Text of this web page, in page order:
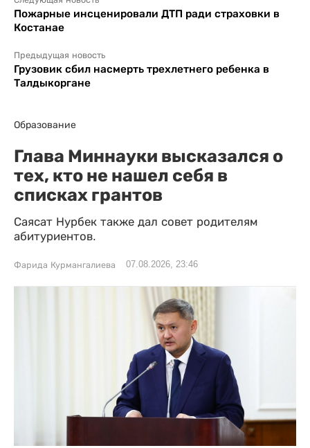
Пожарные инсценировали ДТП ради страховки в
Костанае
Предыдущая новость
Грузовик сбил насмерть трехлетнего ребенка в
Талдыкоргане
Образование
Глава Миннауки высказался о
тех, кто не нашел себя в
списках грантов
Саясат Нурбек также дал совет родителям
абитуриентов.
Фарида Курмангалиева 07.08.2026, 23:46